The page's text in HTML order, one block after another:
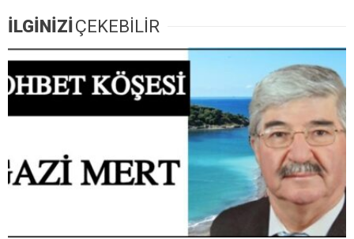
İLGİNİZİÇEKEBİLİR